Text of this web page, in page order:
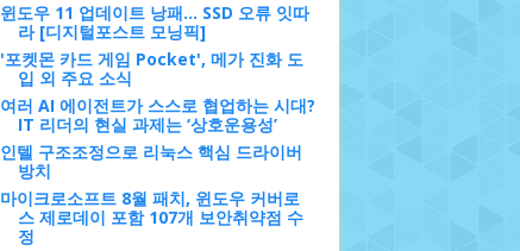
윈도우 11 업데이트 낭패… SSD 오류 잇따
라 [디지털포스트 모닝픽]
'포켓몬 카드 게임 Pocket', 메가 진화 도
입 외 주요 소식
여러 AI 에이전트가 스스로 협업하는 시대?
IT 리더의 현실 과제는 ‘상호운용성’
인텔 구조조정으로 리눅스 핵심 드라이버
방치
마이크로소프트 8월 패치, 윈도우 커버로
스 제로데이 포함 107개 보안취약점 수
정